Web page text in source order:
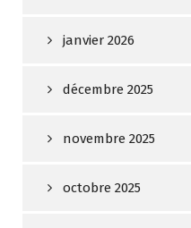
janvier 2026
décembre 2025
novembre 2025
octobre 2025